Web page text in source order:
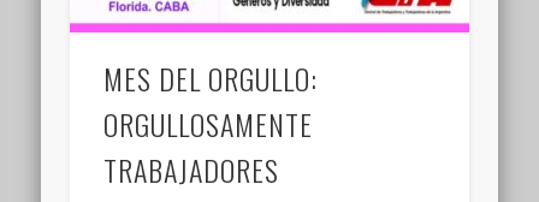
MES DEL ORGULLO:
ORGULLOSAMENTE
TRABAJADORES